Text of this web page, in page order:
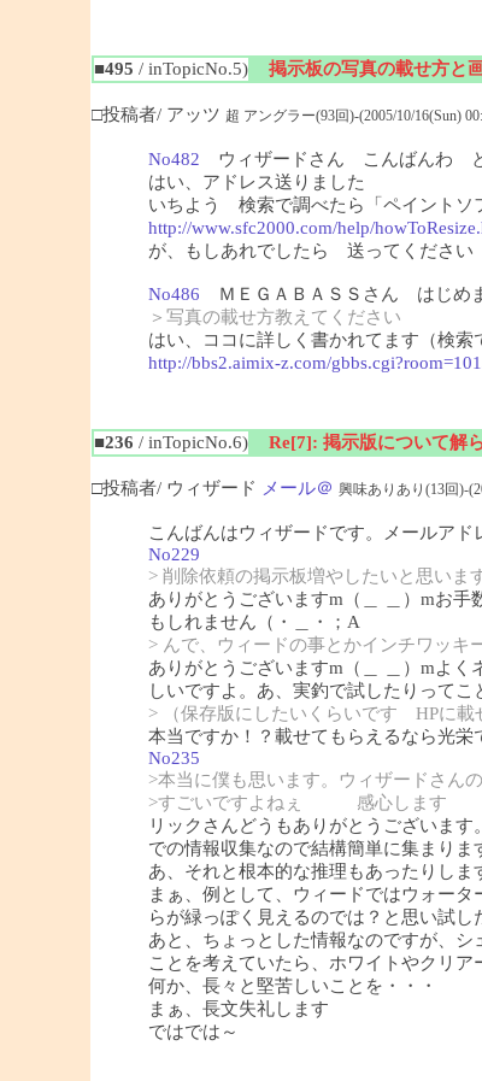
■495 / inTopicNo.5)
掲示板の写真の載せ方と
□投稿者/ アッツ 超 アングラー(93回)-(2005/10/16(Sun)
No482 ウィザードさん こんばんわ
はい、アドレス送りました
いちよう 検索で調べたら「ペイントソ
http://www.sfc2000.com/help/
が、もしあれでしたら 送ってください
No486 ＭＥＧＡＢＡＳＳさん はじめ
＞写真の載せ方教えてください
はい、ココに詳しく書かれてます（検索
http://bbs2.aimix-z.com/
■236 / inTopicNo.6)
Re[7]: 掲示版について解
□投稿者/ ウィザード
メール＠ 興味ありあり(13回)-
こんばんはウィザードです。メールアド
No229
> 削除依頼の掲示板増やしたいと思いま
ありがとうございますm（＿ ＿）mお
もしれません（・＿・；A
> んで、ウィードの事とかインチワッ
ありがとうございますm（＿ ＿）mよ
しいですよ。あ、実釣で試したりってこ
> （保存版にしたいくらいです HPに載
本当ですか！？載せてもらえるなら光
No235
>本当に僕も思います。ウィザードさん
>すごいですよねぇ 感心します
リックさんどうもありがとうございま
での情報収集なので結構簡単に集まりま
あ、それと根本的な推理もあったりしま
まぁ、例として、ウィードではウォー
らが緑っぽく見えるのでは？と思い試し
あと、ちょっとした情報なのですが、
ことを考えていたら、ホワイトやクリ
何か、長々と堅苦しいことを・・・
まぁ、長文失礼します
ではでは～